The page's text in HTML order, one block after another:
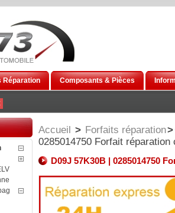
Réparation Composants & Pièces
Accueil > Forfaits réparation>
0285014750 Forfait
D09J 57K30B | 0285014750